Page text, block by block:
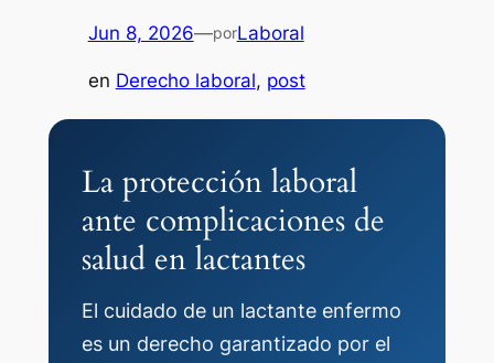
Jun 8, 2026—porLaboral
en Derecho laboral, post
La protección laboral
ante complicaciones de
salud en lactantes
El cuidado de un lactante enfermo
es un derecho garantizado por el